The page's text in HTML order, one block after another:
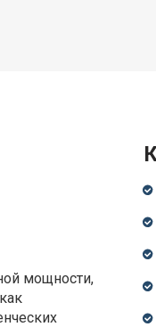
мощности,